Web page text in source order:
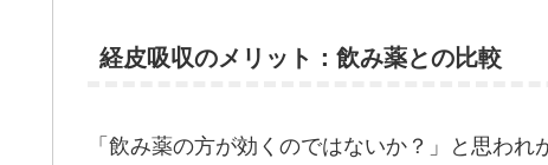
経皮吸収のメリット：飲み薬との比較
「飲み薬の方が効くのではないか？」と思わ